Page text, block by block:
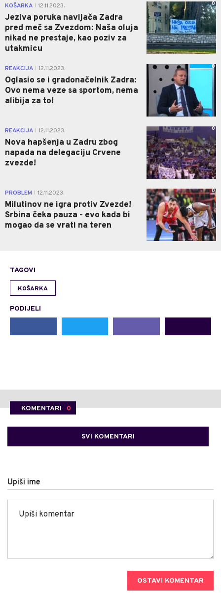
KOŠARKA 12.11.2023.
Jeziva poruka navijača Zadra
pred meč sa Zvezdom: Naša oluja
nikad ne prestaje, kao poziv za
utakmicu
0
REAKCIJA 12.11.2023.
Oglasio se i gradonačelnik Zadra:
Ovo nema veze sa sportom, nema
alibija za to!
0
REAKCIJA 12.11.2023.
Nova hapšenja u Zadru zbog
napada na delegaciju Crvene
zvezde!
0
PROBLEM 12.11.2023.
Milutinov ne igra protiv Zvezde!
Srbina čeka pauza - evo kada bi
mogao da se vrati na teren
0
TAGOVI
KOŠARKA
PODIJELI
KOMENTARI 0
SVI KOMENTARI
Upiši ime
OSTAVI KOMENTAR